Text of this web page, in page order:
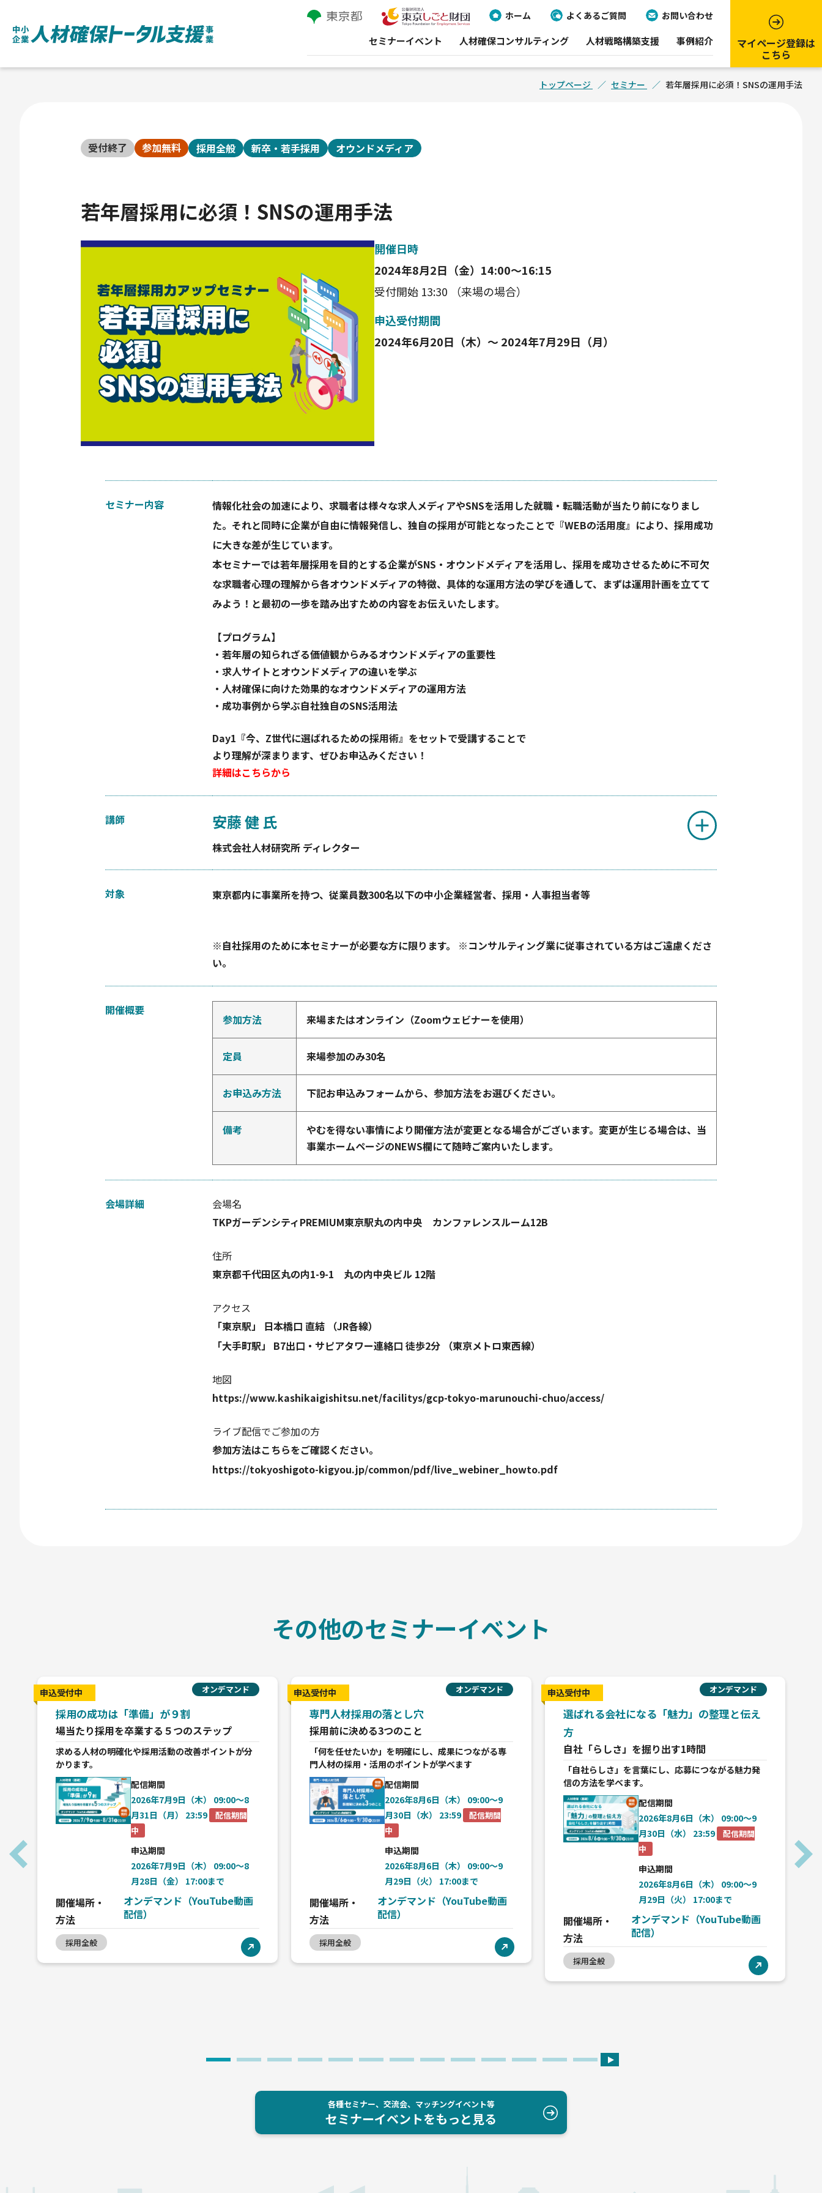
ホーム よくあるご質問 お問い合わせ
セミナーイベント 人材確保コンサルティング 人材戦略構築支援 事例紹介 マイページ登録は
こちら
トップページ セミナー 若年層採用に必須！SNSの運用手法
受付終了 参加無料 採用全般 新卒・若手採用 オウンドメディア
若年層採用に必須！SNSの運用手法
開催日時
2024年8月2日（金）14:00〜16:15
受付開始 13:30 （来場の場合）
申込受付期間
2024年6月20日（木）〜 2024年7月29日（月）
セミナー内容
情報化社会の加速により、求職者は様々な求人メディアやSNSを活用した就職・転職活動が当たり前になりまし
た。それと同時に企業が自由に情報発信し、独自の採用が可能となったことで『WEBの活用度』により、採用成功
に大きな差が生じています。
本セミナーでは若年層採用を目的とする企業がSNS・オウンドメディアを活用し、採用を成功させるために不可欠
な求職者心理の理解から各オウンドメディアの特徴、具体的な運用方法の学びを通して、まずは運用計画を立てて
みよう！と最初の一歩を踏み出すための内容をお伝えいたします。
【プログラム】
・若年層の知られざる価値観からみるオウンドメディアの重要性
・求人サイトとオウンドメディアの違いを学ぶ
・人材確保に向けた効果的なオウンドメディアの運用方法
・成功事例から学ぶ自社独自のSNS活用法
Day1『今、Z世代に選ばれるための採用術』をセットで受講することで
より理解が深まります、ぜひお申込みください！
詳細はこちらから
講師 安藤 健 氏
株式会社人材研究所 ディレクター
対象 東京都内に事業所を持つ、従業員数300名以下の中小企業経営者、採用・人事担当者等
※自社採用のために本セミナーが必要な方に限ります。 ※コンサルティング業に従事されている方はご遠慮くださ
い。
開催概要
参加方法 来場またはオンライン（Zoomウェビナーを使用）
定員 来場参加のみ30名
お申込み方法 下記お申込みフォームから、参加方法をお選びください。
備考
やむを得ない事情により開催方法が変更となる場合がございます。変更が生じる場合は、当
事業ホームページのNEWS欄にて随時ご案内いたします。
会場詳細
会場名
TKPガーデンシティPREMIUM東京駅丸の内中央 カンファレンスルーム12B
住所
東京都千代田区丸の内1-9-1 丸の内中央ビル 12階
アクセス
「東京駅」 日本橋口 直結 （JR各線）
「大手町駅」 B7出口・サピアタワー連絡口 徒歩2分 （東京メトロ東西線）
地図
https://www.kashikaigishitsu.net/facilitys/gcp-tokyo-marunouchi-chuo/access/
ライブ配信でご参加の方
参加方法はこちらをご確認ください。
https://tokyoshigoto-kigyou.jp/common/pdf/live_webiner_howto.pdf
その他のセミナーイベント
申込受付中 オンデマンド
採用の成功は「準備」が９割
場当たり採用を卒業する５つのステップ
求める人材の明確化や採用活動の改善ポイントが分
かります。
配信期間
2026年7月9日（木） 09:00〜8
月31日（月） 23:59
配信期間
中
申込期間
2026年7月9日（木） 09:00〜8
月28日（金） 17:00まで
開催場所・
方法
オンデマンド（YouTube動画
配信）
採用全般
申込受付中 オンデマンド
専門人材採用の落とし穴
採用前に決める3つのこと
「何を任せたいか」を明確にし、成果につながる専
門人材の採用・活用のポイントが学べます
配信期間
2026年8月6日（木） 09:00〜9
月30日（水） 23:59
配信期間
中
申込期間
2026年8月6日（木） 09:00〜9
月29日（火） 17:00まで
開催場所・
方法
オンデマンド（YouTube動画
配信）
採用全般
申込受付中 オンデマンド
選ばれる会社になる「魅力」の整理と伝え
方
自社「らしさ」を掘り出す1時間
「自社らしさ」を言葉にし、応募につながる魅力発
信の方法を学べます。
配信期間
2026年8月6日（木） 09:00〜9
月30日（水） 23:59
配信期間
中
申込期間
2026年8月6日（木） 09:00〜9
月29日（火） 17:00まで
開催場所・
方法
オンデマンド（YouTube動画
配信）
採用全般
各種セミナー、交流会、マッチングイベント等
セミナーイベントをもっと見る